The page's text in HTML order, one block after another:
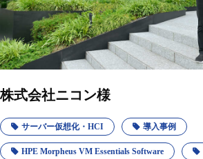
ATS Newsletter購読登録
企業情報
株式会社ニコン様
サーバー仮想化・HCI 導入事例
HPE Morpheus VM Essentials Software